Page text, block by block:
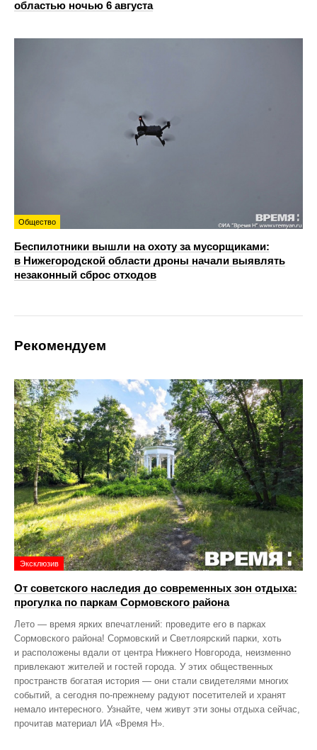
областью ночью 6 августа
Общество
Беспилотники вышли на охоту за мусорщиками:
в Нижегородской области дроны начали выявлять
незаконный сброс отходов
Рекомендуем
Эксклюзив
От советского наследия до современных зон отдыха:
прогулка по паркам Сормовского района
Лето — время ярких впечатлений: проведите его в парках
Сормовского района! Сормовский и Светлоярский парки, хоть
и расположены вдали от центра Нижнего Новгорода, неизменно
привлекают жителей и гостей города. У этих общественных
пространств богатая история — они стали свидетелями многих
событий, а сегодня по‑прежнему радуют посетителей и хранят
немало интересного. Узнайте, чем живут эти зоны отдыха сейчас,
прочитав материал ИА «Время Н».